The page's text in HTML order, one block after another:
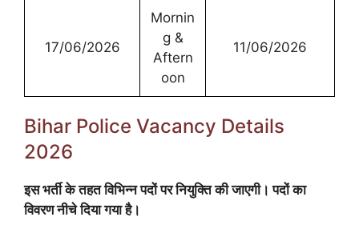
17/06/2026
Mornin
g &
Aftern
oon
11/06/2026
Bihar Police Vacancy Details
2026
इस भर्ती के तहत विभिन्न पदों पर नियुक्ति की जाएगी। पदों का
विवरण नीचे दिया गया है।